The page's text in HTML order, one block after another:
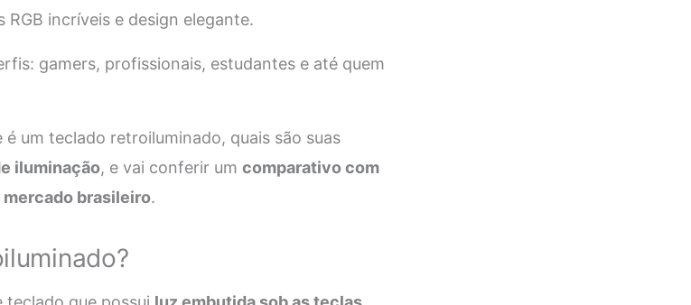
incríveis e design elegante.
gamers, profissionais, estudantes e até quem
um teclado retroiluminado, quais são suas
iluminação, e vai conferir um comparativo com
brasileiro.